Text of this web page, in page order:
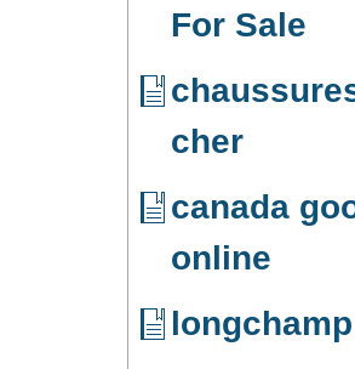
For Sale
cher
canada
online